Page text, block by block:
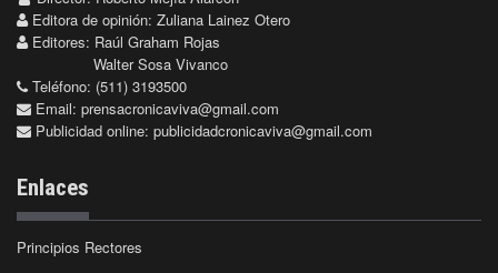
Editora de opinión: Zuliana Lainez Otero
Editores: Raúl Graham Rojas
Walter Sosa Vivanco
Teléfono: (511) 3193500
Email: prensacronicaviva@gmail.com
Publicidad online: publicidadcronicaviva@gmail.com
Enlaces
Principios Rectores